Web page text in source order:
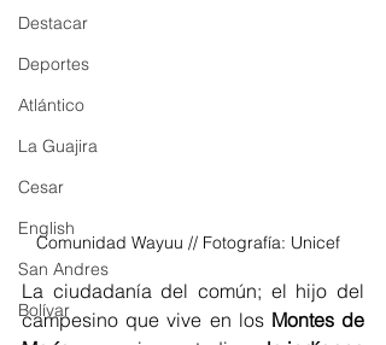
Destacar
Deportes
Atlántico
La Guajira
Cesar
English
San Andres
Bolívar
Comunidad Wayuu // Fotografía: Unicef
La ciudadanía del común; el hijo del
campesino que vive en los Montes de